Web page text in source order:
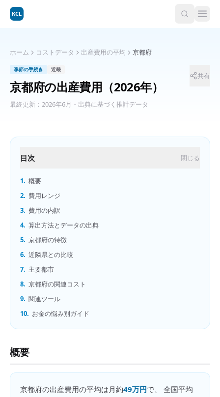
KCL
ホーム コストデータ 出産費用の平均 京都府
季節の手続き 近畿
京都府の出産費用 （2026年）
最終更新： 2026年6月 ・出典に基づく推計データ
共有
目次 閉じる
1. 概要
2. 費用レンジ
3. 費用の内訳
4. 算出方法とデータの出典
5. 京都府の特徴
6. 近隣県との比較
7. 主要都市
8. 京都府の関連コスト
9. 関連ツール
10. お金の悩み別ガイド
概要
京都府の出産費用の平均は月約49万円で、 全国平均